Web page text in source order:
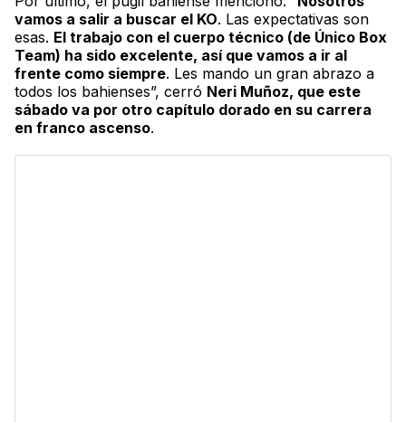
vamos a salir a buscar el KO. Las expectativas son
esas. El trabajo con el cuerpo técnico (de Único Box
Team) ha sido excelente, así que vamos a ir al
frente como siempre. Les mando un gran abrazo a
todos los bahienses”, cerró Neri Muñoz, que este
sábado va por otro capítulo dorado en su carrera
en franco ascenso.